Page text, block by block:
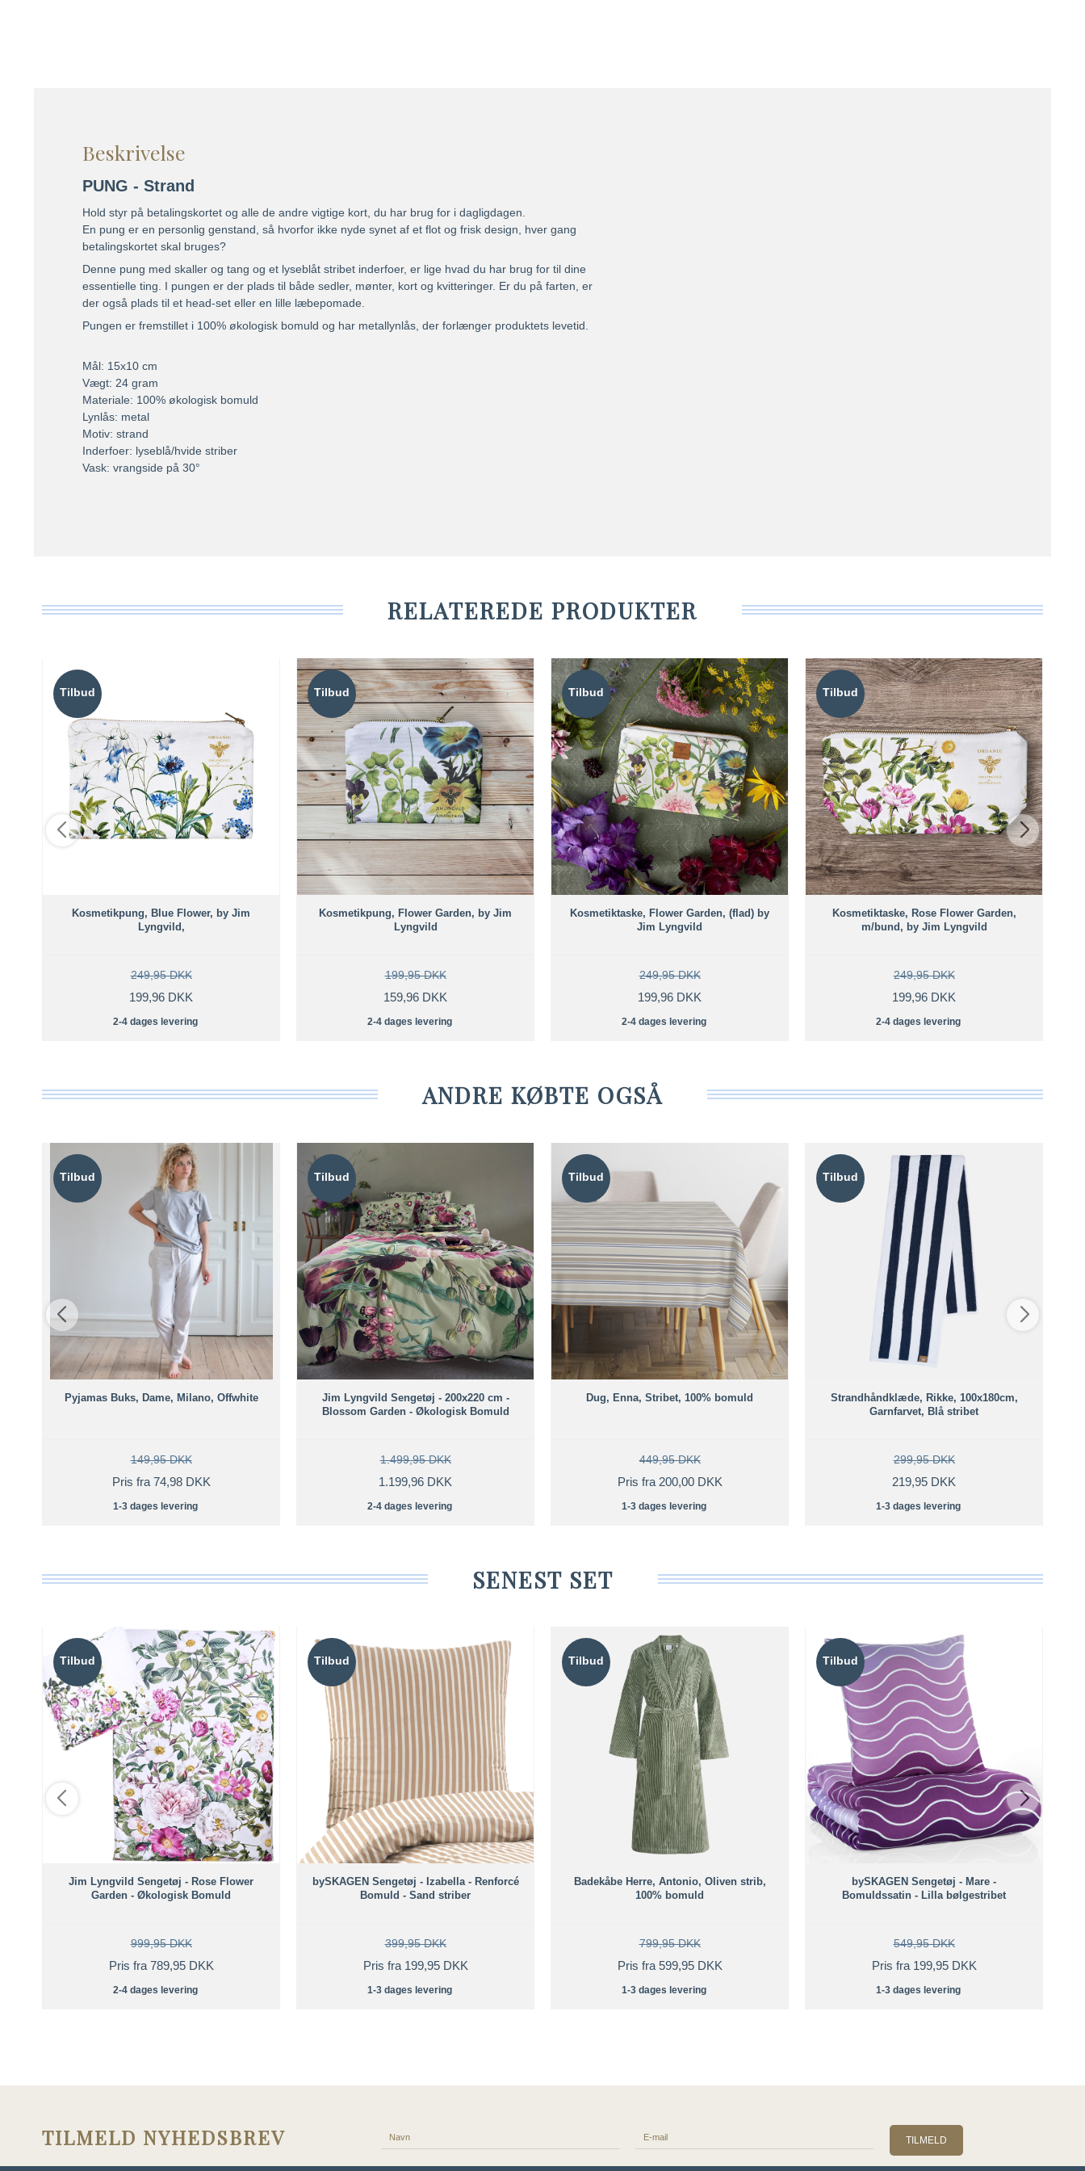
Beskrivelse
PUNG - Strand
Hold styr på betalingskortet og alle de andre vigtige kort, du har brug for i dagligdagen.
En pung er en personlig genstand, så hvorfor ikke nyde synet af et flot og frisk design, hver gang
betalingskortet skal bruges?
Denne pung med skaller og tang og et lyseblåt stribet inderfoer, er lige hvad du har brug for til dine
essentielle ting. I pungen er der plads til både sedler, mønter, kort og kvitteringer. Er du på farten, er
der også plads til et head-set eller en lille læbepomade.
Pungen er fremstillet i 100% økologisk bomuld og har metallynlås, der forlænger produktets levetid.
Mål: 15x10 cm
Vægt: 24 gram
Materiale: 100% økologisk bomuld
Lynlås: metal
Motiv: strand
Inderfoer: lyseblå/hvide striber
Vask: vrangside på 30°
RELATEREDE PRODUKTER
Tilbud
Kosmetikpung, Blue Flower, by Jim
Lyngvild,
249,95 DKK
199,96 DKK
2-4 dages levering
Tilbud
Kosmetikpung, Flower Garden, by Jim
Lyngvild
199,95 DKK
159,96 DKK
2-4 dages levering
Tilbud
Kosmetiktaske, Flower Garden, (flad) by
Jim Lyngvild
249,95 DKK
199,96 DKK
2-4 dages levering
Tilbud
Kosmetiktaske, Rose Flower Garden,
m/bund, by Jim Lyngvild
249,95 DKK
199,96 DKK
2-4 dages levering
ANDRE KØBTE OGSÅ
Tilbud
Pyjamas Buks, Dame, Milano, Offwhite
149,95 DKK
Pris fra 74,98 DKK
1-3 dages levering
Tilbud
Jim Lyngvild Sengetøj - 200x220 cm -
Blossom Garden - Økologisk Bomuld
1.499,95 DKK
1.199,96 DKK
2-4 dages levering
Tilbud
Dug, Enna, Stribet, 100% bomuld
449,95 DKK
Pris fra 200,00 DKK
1-3 dages levering
Tilbud
Strandhåndklæde, Rikke, 100x180cm,
Garnfarvet, Blå stribet
299,95 DKK
219,95 DKK
1-3 dages levering
SENEST SET
Tilbud
Jim Lyngvild Sengetøj - Rose Flower
Garden - Økologisk Bomuld
999,95 DKK
Pris fra 789,95 DKK
2-4 dages levering
Tilbud
bySKAGEN Sengetøj - Izabella - Renforcé
Bomuld - Sand striber
399,95 DKK
Pris fra 199,95 DKK
1-3 dages levering
Tilbud
Badekåbe Herre, Antonio, Oliven strib,
100% bomuld
799,95 DKK
Pris fra 599,95 DKK
1-3 dages levering
Tilbud
bySKAGEN Sengetøj - Mare -
Bomuldssatin - Lilla bølgestribet
549,95 DKK
Pris fra 199,95 DKK
1-3 dages levering
TILMELD NYHEDSBREV TILMELD